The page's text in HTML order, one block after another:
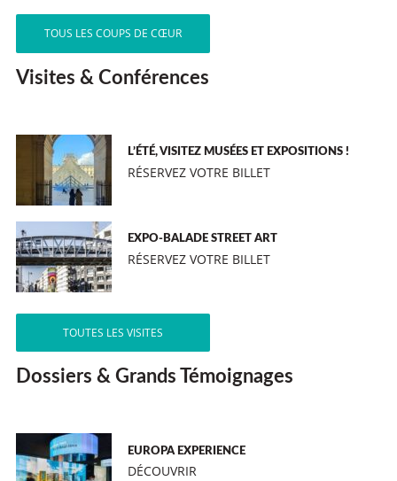
TOUS LES COUPS DE CŒUR
Visites & Conférences
L’ÉTÉ, VISITEZ MUSÉES ET EXPOSITIONS !
RÉSERVEZ VOTRE BILLET
EXPO-BALADE STREET ART
RÉSERVEZ VOTRE BILLET
TOUTES LES VISITES
Dossiers & Grands Témoignages
EUROPA EXPERIENCE
DÉCOUVRIR